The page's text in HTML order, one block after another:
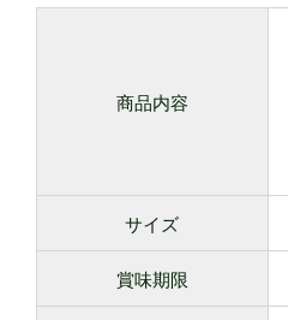
商品内容
サイズ
賞味期限